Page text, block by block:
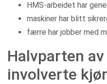
HMS-arbeidet har
maskiner har blitt
færre har jobber med
Halvparten
involverte